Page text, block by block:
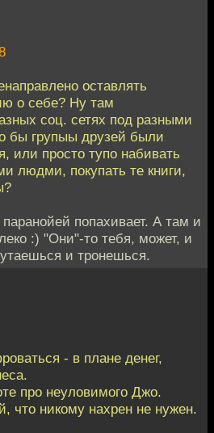
оставлять
о себе? Ну там
соц. сетях под разными
бы групыы друзей были
или просто тупо набивать
людми, покупать те книги,
попахивает. А там и
:) "Они"-то тебя, может, и
и тронешься.
- в плане денег,
про неуловимого Джо.
что никому нахрен не нужен.